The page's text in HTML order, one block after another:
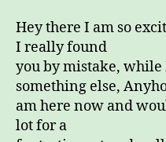
Hey there I am so
I really found
you by mistake,
something else,
am here now and
lot for a